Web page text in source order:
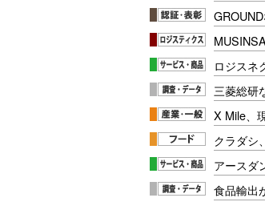
ロジスネ
三菱総研
X Mile、
クラダシ
アースダ
食品輸出